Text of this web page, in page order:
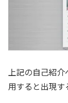
上記の自己紹
用すると出現